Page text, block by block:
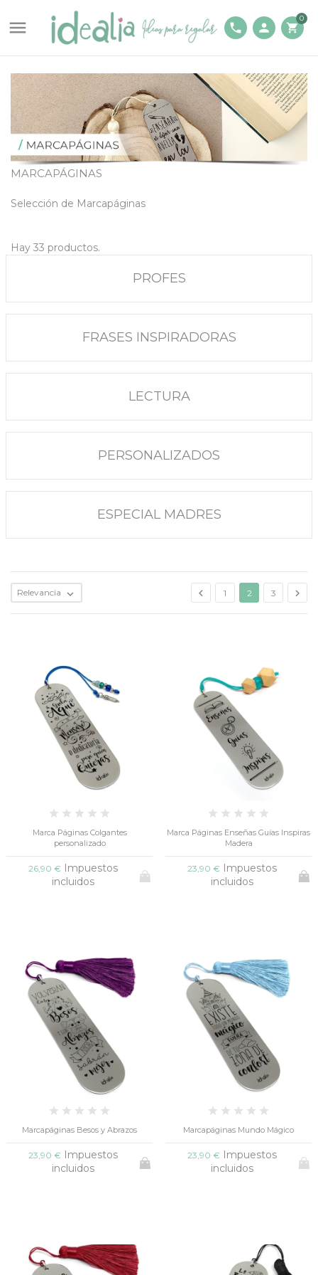
 phone person shopping_cart
0
MARCAPÁGINAS
Selección de Marcapáginas
Hay 33 productos.
PROFES
FRASES INSPIRADORAS
LECTURA
PERSONALIZADOS
ESPECIAL MADRES
Relevancia   1 2 3 
Marca Páginas Colgantes
personalizado
26,90 € Impuestos
incluidos
Marca Páginas Enseñas Guías Inspiras
Madera
23,90 € Impuestos
incluidos
Marcapáginas Besos y Abrazos
23,90 € Impuestos
incluidos
Marcapáginas Mundo Mágico
23,90 € Impuestos
incluidos